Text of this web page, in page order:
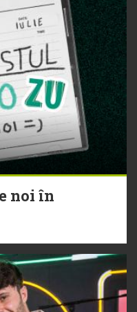
noi în